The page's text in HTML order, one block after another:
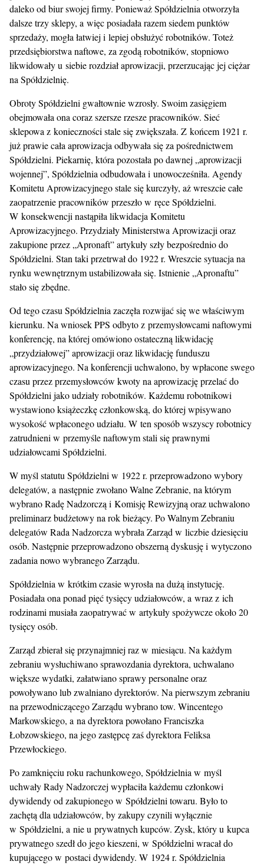
daleko od biur swojej firmy. Ponieważ Spółdzielnia otworzyła
dalsze trzy sklepy, a więc posiadała razem siedem punktów
sprzedaży, mogła łatwiej i lepiej obsłużyć robotników. Toteż
przedsiębiorstwa naftowe, za zgodą robotników, stopniowo
likwidowały u siebie rozdział aprowizacji, przerzucając jej ciężar
na Spółdzielnię.
Obroty Spółdzielni gwałtownie wzrosły. Swoim zasięgiem
obejmowała ona coraz szersze rzesze pracowników. Sieć
sklepowa z konieczności stale się zwiększała. Z końcem 1921 r.
już prawie cała aprowizacja odbywała się za pośrednictwem
Spółdzielni. Piekarnię, która pozostała po dawnej „aprowizacji
wojennej”, Spółdzielnia odbudowała i unowocześniła. Agendy
Komitetu Aprowizacyjnego stale się kurczyły, aż wreszcie całe
zaopatrzenie pracowników przeszło w ręce Spółdzielni.
W konsekwencji nastąpiła likwidacja Komitetu
Aprowizacyjnego. Przydziały Ministerstwa Aprowizacji oraz
zakupione przez „Apronaft” artykuły szły bezpośrednio do
Spółdzielni. Stan taki przetrwał do 1922 r. Wreszcie sytuacja na
rynku wewnętrznym ustabilizowała się. Istnienie „Apronaftu”
stało się zbędne.
Od tego czasu Spółdzielnia zaczęła rozwijać się we właściwym
kierunku. Na wniosek PPS odbyto z przemysłowcami naftowymi
konferencję, na której omówiono ostateczną likwidację
„przydziałowej” aprowizacji oraz likwidację funduszu
aprowizacyjnego. Na konferencji uchwalono, by wpłacone swego
czasu przez przemysłowców kwoty na aprowizację przelać do
Spółdzielni jako udziały robotników. Każdemu robotnikowi
wystawiono książeczkę członkowską, do której wpisywano
wysokość wpłaconego udziału. W ten sposób wszyscy robotnicy
zatrudnieni w przemyśle naftowym stali się prawnymi
udziałowcami Spółdzielni.
W myśl statutu Spółdzielni w 1922 r. przeprowadzono wybory
delegatów, a następnie zwołano Walne Zebranie, na którym
wybrano Radę Nadzorczą i Komisję Rewizyjną oraz uchwalono
preliminarz budżetowy na rok bieżący. Po Walnym Zebraniu
delegatów Rada Nadzorcza wybrała Zarząd w liczbie dziesięciu
osób. Następnie przeprowadzono obszerną dyskusję i wytyczono
zadania nowo wybranego Zarządu.
Spółdzielnia w krótkim czasie wyrosła na dużą instytucję.
Posiadała ona ponad pięć tysięcy udziałowców, a wraz z ich
rodzinami musiała zaopatrywać w artykuły spożywcze około 20
tysięcy osób.
Zarząd zbierał się przynajmniej raz w miesiącu. Na każdym
zebraniu wysłuchiwano sprawozdania dyrektora, uchwalano
większe wydatki, załatwiano sprawy personalne oraz
powoływano lub zwalniano dyrektorów. Na pierwszym zebraniu
na przewodniczącego Zarządu wybrano tow. Wincentego
Markowskiego, a na dyrektora powołano Franciszka
Łobzowskiego, na jego zastępcę zaś dyrektora Feliksa
Przewłockiego.
Po zamknięciu roku rachunkowego, Spółdzielnia w myśl
uchwały Rady Nadzorczej wypłaciła każdemu członkowi
dywidendy od zakupionego w Spółdzielni towaru. Było to
zachętą dla udziałowców, by zakupy czynili wyłącznie
w Spółdzielni, a nie u prywatnych kupców. Zysk, który u kupca
prywatnego szedł do jego kieszeni, w Spółdzielni wracał do
kupującego w postaci dywidendy. W 1924 r. Spółdzielnia